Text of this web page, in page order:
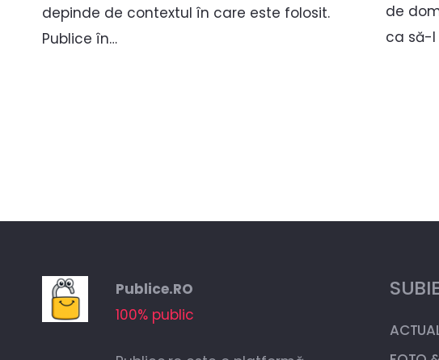
depinde de contextul în care este folosit.
Publice în…
de
ca să-l
Publice.RO
100% public